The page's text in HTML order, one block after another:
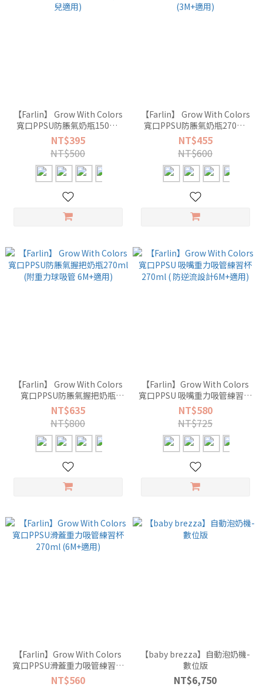
【Farlin】 Grow With Colors
寬口PPSU防脹氣奶瓶150ml
(新生兒適用)
NT$395
NT$500
【Farlin】 Grow With Colors
寬口PPSU防脹氣奶瓶270ml
(3M+適用)
NT$455
NT$600
【Farlin】 Grow With Colors
寬口PPSU防脹氣握把奶瓶
270ml (附重力球吸管 6M+適
用)
NT$635
NT$800
【Farlin】Grow With Colors
寬口PPSU 吸嘴重力吸管練習杯
270ml ( 防逆流設計6M+適用)
NT$580
NT$725
【Farlin】Grow With Colors
寬口PPSU滑蓋重力吸管練習杯
270ml (6M+適用)
NT$560
【baby brezza】自動泡奶機-
數位版
NT$6,750